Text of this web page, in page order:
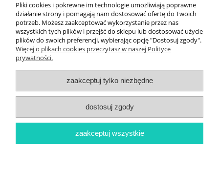
do koszyka
Informacje
Newsletter
Twoje konto
Płatności i dostawa
Pliki cookies i pokrewne im technologie umożliwiają poprawne
działanie strony i pomagają nam dostosować ofertę do Twoich
potrzeb. Możesz zaakceptować wykorzystanie przez nas
wszystkich tych plików i przejść do sklepu lub dostosować użycie
plików do swoich preferencji, wybierając opcję "Dostosuj zgody".
Więcej o plikach cookies przeczytasz w naszej Polityce
prywatności.
zaakceptuj tylko niezbędne
dostosuj zgody
zaakceptuj wszystkie